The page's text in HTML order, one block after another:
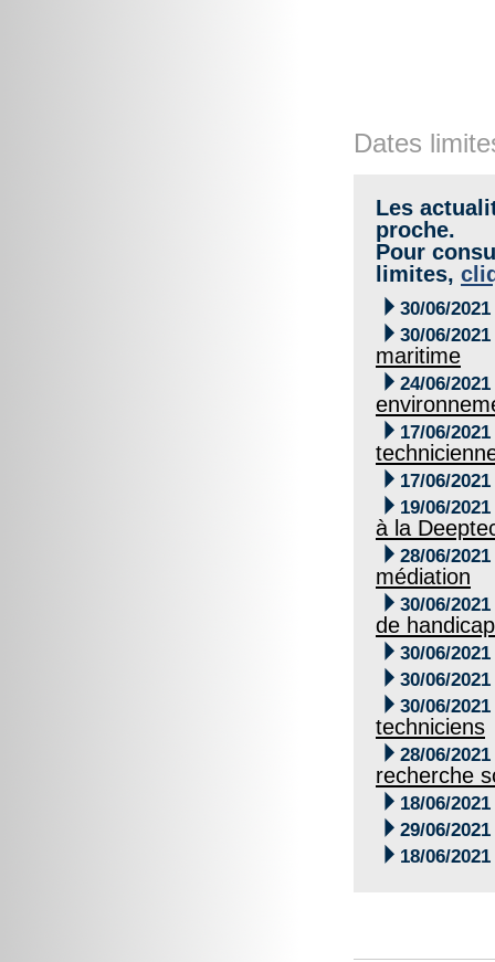
Dates
Les
proche.
Pour
limites,
 30/06/2021
 30/06/2021
maritime
 24/06/2021
 17/06/2021
 17/06/2021
 19/06/2021
à la
 28/06/2021
médiation
 30/06/2021
de handicap
 30/06/2021
 30/06/2021
 30/06/2021
techniciens
 28/06/2021
recherche
 18/06/2021
 29/06/2021
 18/06/2021